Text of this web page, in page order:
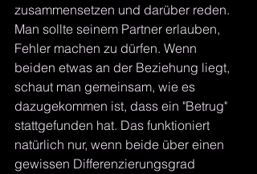
zusammensetzen und darüber reden.
Man sollte seinem Partner erlauben,
Fehler machen zu dürfen. Wenn
beiden etwas an der Beziehung liegt,
schaut man gemeinsam, wie es
dazugekommen ist, dass ein "Betrug"
stattgefunden hat. Das funktioniert
natürlich nur, wenn beide über einen
gewissen Differenzierungsgrad